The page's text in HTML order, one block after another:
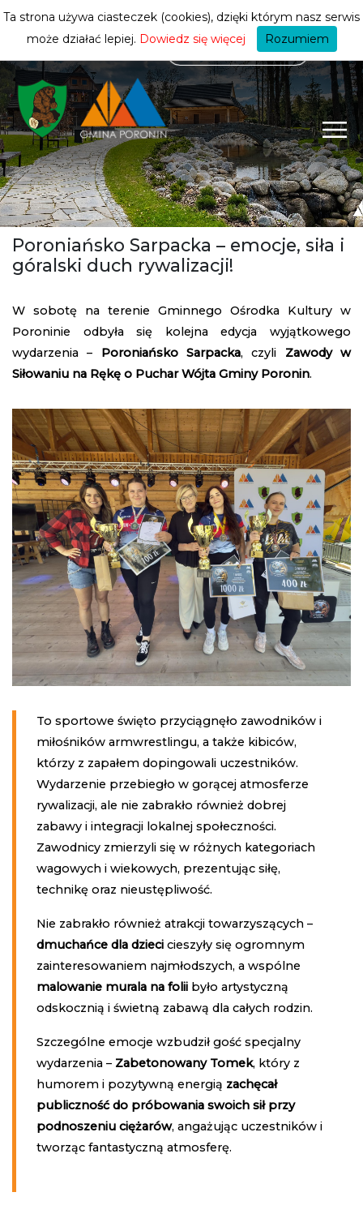
mieszkańca
Poroniańsko Sarpacka – emocje, siła i
góralski duch rywalizacji!
W sobotę na terenie Gminnego Ośrodka Kultury w
Poroninie odbyła się kolejna edycja wyjątkowego
wydarzenia – Poroniańsko Sarpacka, czyli Zawody w
Siłowaniu na Rękę o Puchar Wójta Gminy Poronin.
To sportowe święto przyciągnęło zawodników i
miłośników armwrestlingu, a także kibiców,
którzy z zapałem dopingowali uczestników.
Wydarzenie przebiegło w gorącej atmosferze
rywalizacji, ale nie zabrakło również dobrej
zabawy i integracji lokalnej społeczności.
Zawodnicy zmierzyli się w różnych kategoriach
wagowych i wiekowych, prezentując siłę,
technikę oraz nieustępliwość.
Nie zabrakło również atrakcji towarzyszących –
dmuchańce dla dziecicieszyły się ogromnym
zainteresowaniem najmłodszych, a wspólne
malowanie murala na foliibyło artystyczną
odskocznią i świetną zabawą dla całych rodzin.
Szczególne emocje wzbudził gość specjalny
wydarzenia – Zabetonowany Tomek, który z
humorem i pozytywną energią zachęcał
publiczność do próbowania swoich sił przy
podnoszeniu ciężarów, angażując uczestników i
tworząc fantastyczną atmosferę.
Ta strona używa ciasteczek (cookies), dzięki którym nasz serwis
może działać lepiej. Dowiedz się więcej Rozumiem